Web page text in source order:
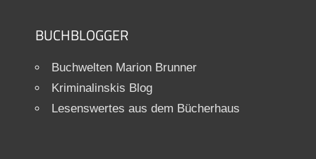
BUCHBLOGGER
Buchwelten Marion Brunner
Kriminalinskis Blog
Lesenswertes aus dem Bücherhaus